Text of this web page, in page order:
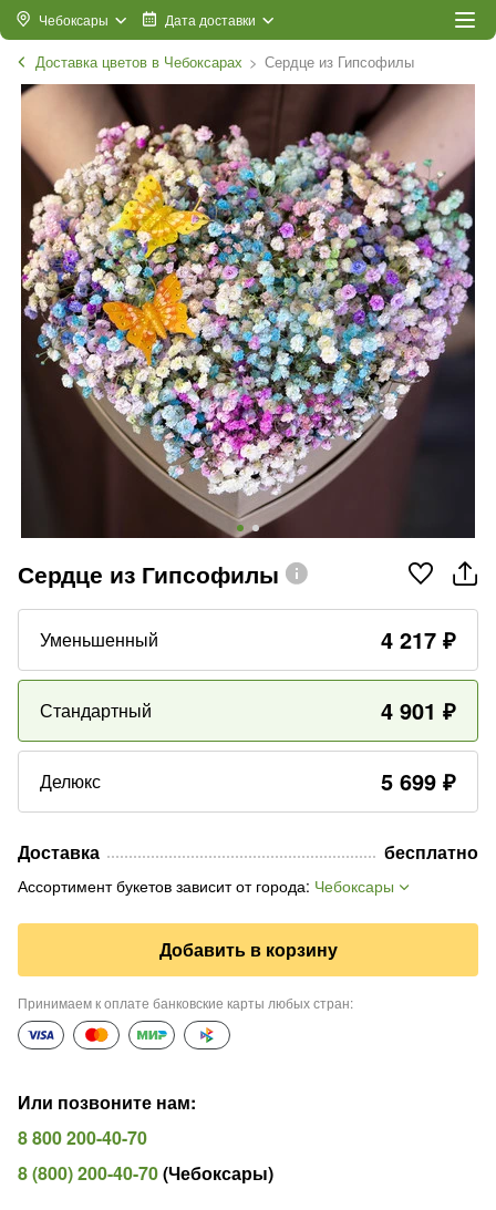
Чебоксары Дата доставки
Доставка цветов в Чебоксарах Сердце из Гипсофилы
Сердце из Гипсофилы
Уменьшенный 4 217 ₽
Стандартный 4 901 ₽
Делюкс 5 699 ₽
Доставка бесплатно
Ассортимент букетов зависит от города: Чебоксары
Добавить в корзину
Принимаем к оплате банковские карты любых стран:
Или позвоните нам:
8 800 200-40-70
8 (800) 200-40-70(Чебоксары)